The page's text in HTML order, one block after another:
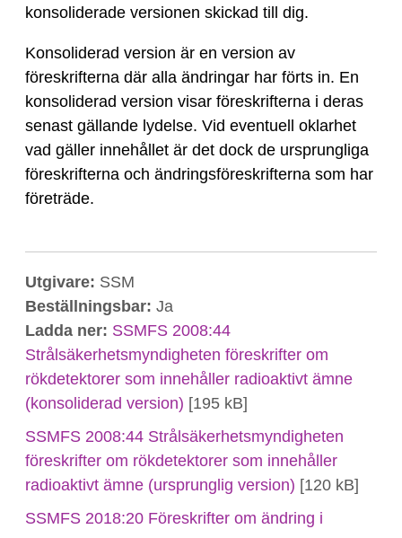
konsoliderade versionen skickad till dig.
Konsoliderad version är en version av
föreskrifterna där alla ändringar har förts in. En
konsoliderad version visar föreskrifterna i deras
senast gällande lydelse. Vid eventuell oklarhet
vad gäller innehållet är det dock de ursprungliga
föreskrifterna och ändringsföreskrifterna som har
företräde.
Utgivare: SSM
Beställningsbar: Ja
Ladda ner: SSMFS 2008:44
Strålsäkerhetsmyndigheten föreskrifter om
rökdetektorer som innehåller radioaktivt ämne
(konsoliderad version) [195 kB]
SSMFS 2008:44 Strålsäkerhetsmyndigheten
föreskrifter om rökdetektorer som innehåller
radioaktivt ämne (ursprunglig version) [120 kB]
SSMFS 2018:20 Föreskrifter om ändring i